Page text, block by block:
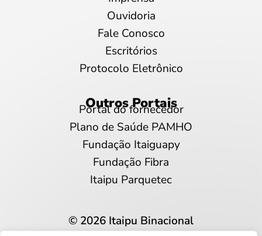
Ouvidoria
Fale Conosco
Escritórios
Protocolo Eletrônico
Outros Portais
Portal do fornecedor
Plano de Saúde PAMHO
Fundação Itaiguapy
Fundação Fibra
Itaipu Parquetec
© 2026 Itaipu Binacional